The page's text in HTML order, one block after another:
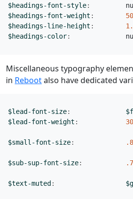
$headings-font-style:
$headings-font-weight :
$headings-line-height : 1
$headings-color:
Miscellaneous typography
in Rebootalso have dedicated
$lead-font-size:
$lead-font-weight :
$small-font-size:
$sub-sup-font-size:
$text-muted :